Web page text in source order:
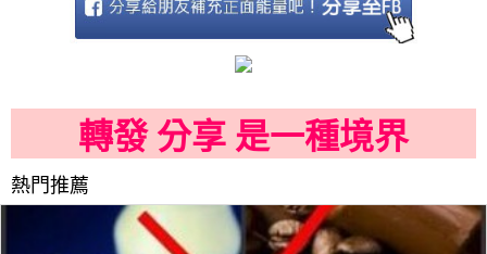
轉發 分享 是一種境界
熱門推薦